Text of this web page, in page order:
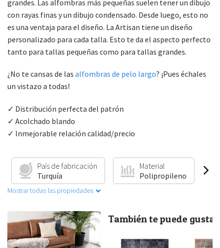
grandes. Las alfombras más pequeñas suelen tener un dibujo
con rayas finas y un dibujo condensado. Desde luego, esto no
es una ventaja para el diseño. La Artisan tiene un diseño
personalizado para cada talla. Esto te da el aspecto perfecto
tanto para tallas pequeñas como para tallas grandes.
¿No te cansas de las alfombras de pelo largo? ¡Pues échales
un vistazo a todas!
✓ Distribución perfecta del patrón
✓ Acolchado blando
✓ Inmejorable relación calidad/precio
País de fabricación
Turquía
Material
Polipropileno
Mostrar todas las propiedades
También te puede